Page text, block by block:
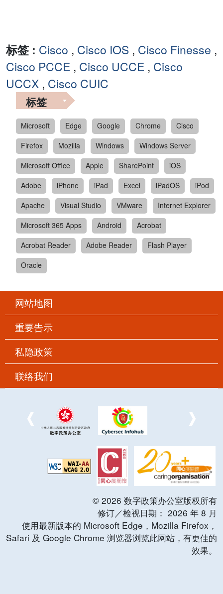
标签 : Cisco , Cisco IOS , Cisco Finesse ,
Cisco PCCE , Cisco UCCE , Cisco
UCCX , Cisco CUIC
标签
Microsoft Edge Google Chrome
Cisco
Firefox
Mozilla Windows
Windows Server
Microsoft Office
Apple SharePoint
iOS
Adobe
iPhone iPad Excel iPadOS
iPod
Apache
Visual Studio VMware
Internet Explorer
Microsoft 365 Apps
Android
Acrobat
Acrobat Reader
Adobe Reader
Flash Player
Oracle
网站地图
重要告示
私隐政策
联络我们
© 2026 数字政策办公室版权所有
修订／检视日期： 2026 年 8 月
使用最新版本的 Microsoft Edge，Mozilla Firefox，
Safari 及 Google Chrome 浏览器浏览此网站，有更佳的
效果。